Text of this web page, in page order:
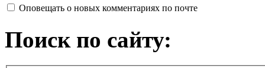
Оповещать о новых комментариях по почте
Поиск по сайту: